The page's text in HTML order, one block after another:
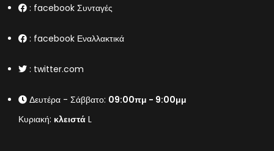
: facebook Συνταγές
: facebook Εναλλακτικά
: twitter.com
Δευτέρα - Σάββατο: 09:00πμ - 9:00μμ
Κυριακή: κλειστά L